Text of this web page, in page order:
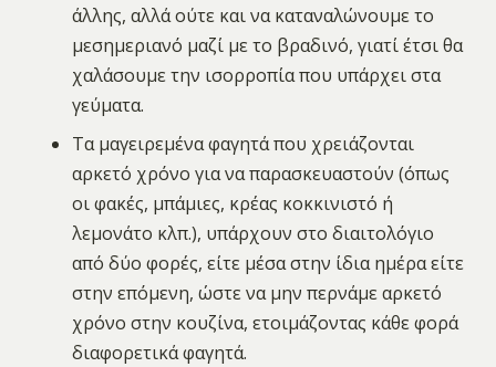
άλλης, αλλά ούτε και να καταναλώνουμε το
μεσημεριανό μαζί με το βραδινό, γιατί έτσι θα
χαλάσουμε την ισορροπία που υπάρχει στα
γεύματα.
Τα μαγειρεμένα φαγητά που χρειάζονται
αρκετό χρόνο για να παρασκευαστούν (όπως
οι φακές, μπάμιες, κρέας κοκκινιστό ή
λεμονάτο κλπ.), υπάρχουν στο διαιτολόγιο
από δύο φορές, είτε μέσα στην ίδια ημέρα είτε
στην επόμενη, ώστε να μην περνάμε αρκετό
χρόνο στην κουζίνα, ετοιμάζοντας κάθε φορά
διαφορετικά φαγητά.